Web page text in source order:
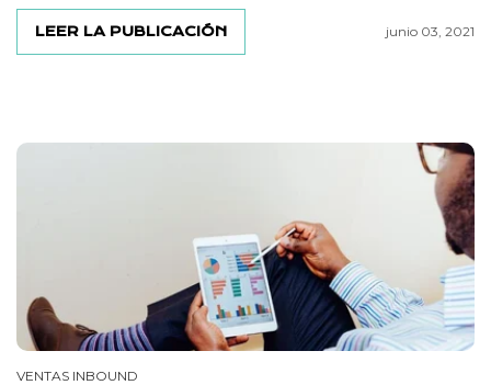
LEER LA PUBLICACIÓN junio 03, 2021
VENTAS INBOUND